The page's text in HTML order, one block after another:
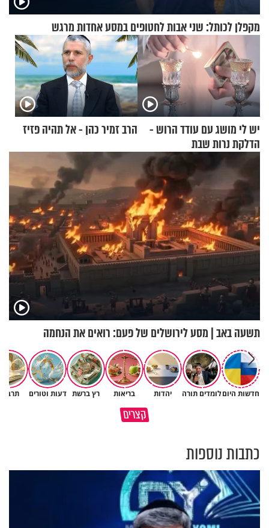
מקפלן לכותל: שני אבות לחטופים במסע אחדות מרגש
יש לי מושג עם עודד הרוש -
הדלקת נרות שבת
הרב זמיר כהן - אל תהיה פזיז
תשעה באב | מסע לירושלים של פעם: רואים את הנחמה
חדשות היוםלומדים תורה יהדות בריאות רץ ברשת דעות וטורים
קצריםברכה או קללה? הכל בידים שלנו
איך לשלוט בסיטואציה בצורה
כתבות נוספות